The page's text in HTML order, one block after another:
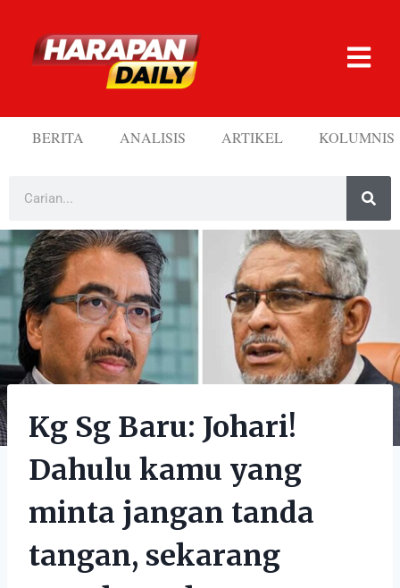
BERITA ANALISIS ARTIKEL KOLUMNIS
Kg Sg Baru: Johari!
Dahulu kamu yang
minta jangan tanda
tangan, sekarang